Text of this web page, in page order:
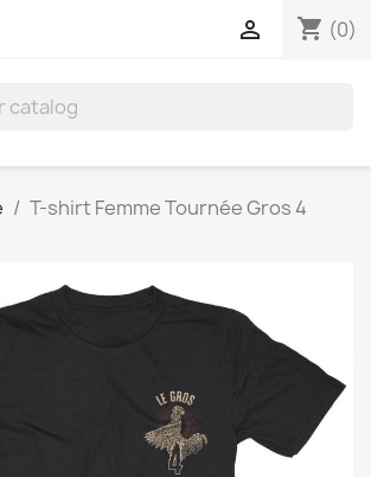
shopping_cart (0)

T-shirt Femme Tournée Gros 4